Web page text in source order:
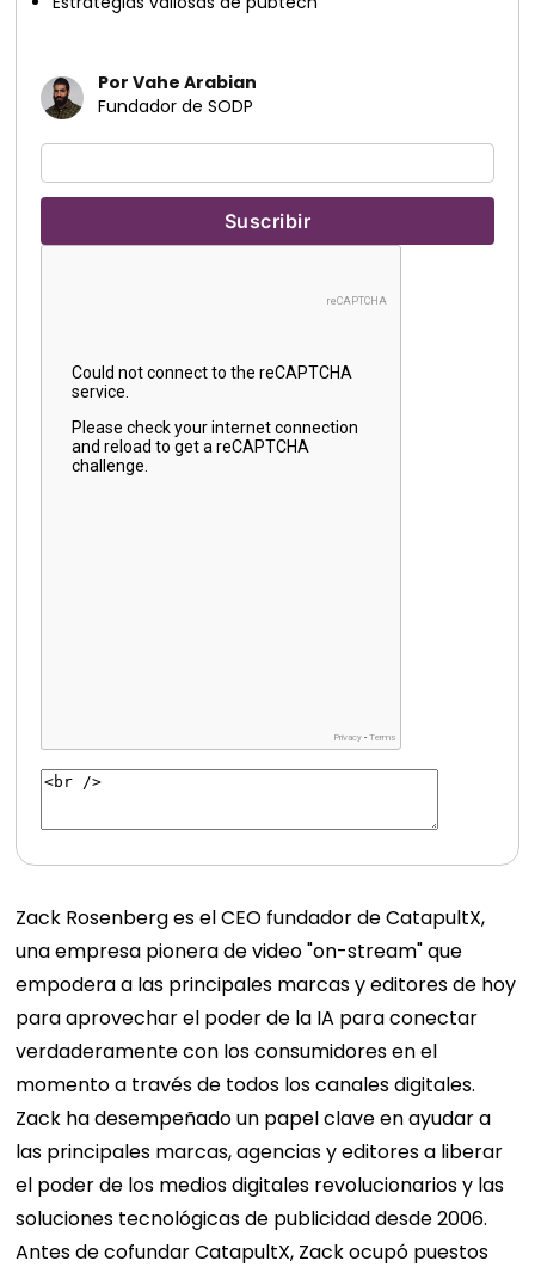
Por Vahe Arabian
Fundador de SODP
Zack Rosenberg es el CEO fundador de CatapultX,
una empresa pionera de video "on-stream" que
empodera a las principales marcas y editores de hoy
para aprovechar el poder de la IA para conectar
verdaderamente con los consumidores en el
momento a través de todos los canales digitales.
Zack ha desempeñado un papel clave en ayudar a
las principales marcas, agencias y editores a liberar
el poder de los medios digitales revolucionarios y las
soluciones tecnológicas de publicidad desde 2006.
Antes de cofundar CatapultX, Zack ocupó puestos